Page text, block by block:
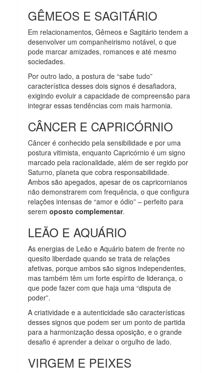
GÊMEOS E SAGITÁRIO
Em relacionamentos, Gêmeos e Sagitário tendem a
desenvolver um companheirismo notável, o que
pode marcar amizades, romances e até mesmo
sociedades.
Por outro lado, a postura de “sabe tudo”
característica desses dois signos é desafiadora,
exigindo evoluir a capacidade de compreensão para
integrar essas tendências com mais harmonia.
CÂNCER E CAPRICÓRNIO
Câncer é conhecido pela sensibilidade e por uma
postura vitimista, enquanto Capricórnio é um signo
marcado pela racionalidade, além de ser regido por
Saturno, planeta que cobra responsabilidade.
Ambos são apegados, apesar de os capricornianos
não demonstrarem com frequência, o que configura
relações intensas de “amor e ódio” – perfeito para
seremoposto complementar.
LEÃO E AQUÁRIO
As energias de Leão e Aquário batem de frente no
quesito liberdade quando se trata de relações
afetivas, porque ambos são signos independentes,
mas também têm um forte espírito de liderança, o
que pode fazer com que haja uma “disputa de
poder”.
A criatividade e a autenticidade são características
desses signos que podem ser um ponto de partida
para a harmonização dessa oposição, e o grande
desafio é aprender a deixar o orgulho de lado.
VIRGEM E PEIXES